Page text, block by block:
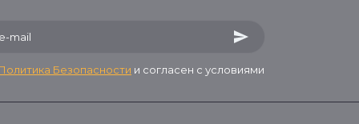
Безопасности и согласен с условиями